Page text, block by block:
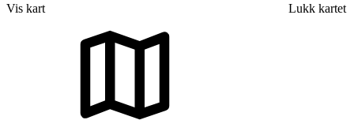
Vis kart Lukk kartet